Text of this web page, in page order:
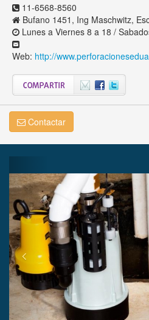
11-6568-8560
Bufano 1451, Ing Maschwitz,
Lunes a Viernes 8 a 18 /
Web: http://
Contactar